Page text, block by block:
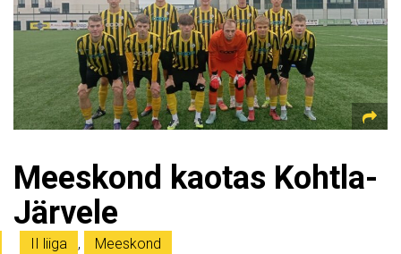
Meeskond kaotas Kohtla-
Järvele
II liiga ,
Meeskond